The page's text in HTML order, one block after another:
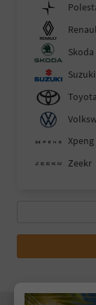
Skoda
Suzuki
Toyota
Xpeng
Zeekr